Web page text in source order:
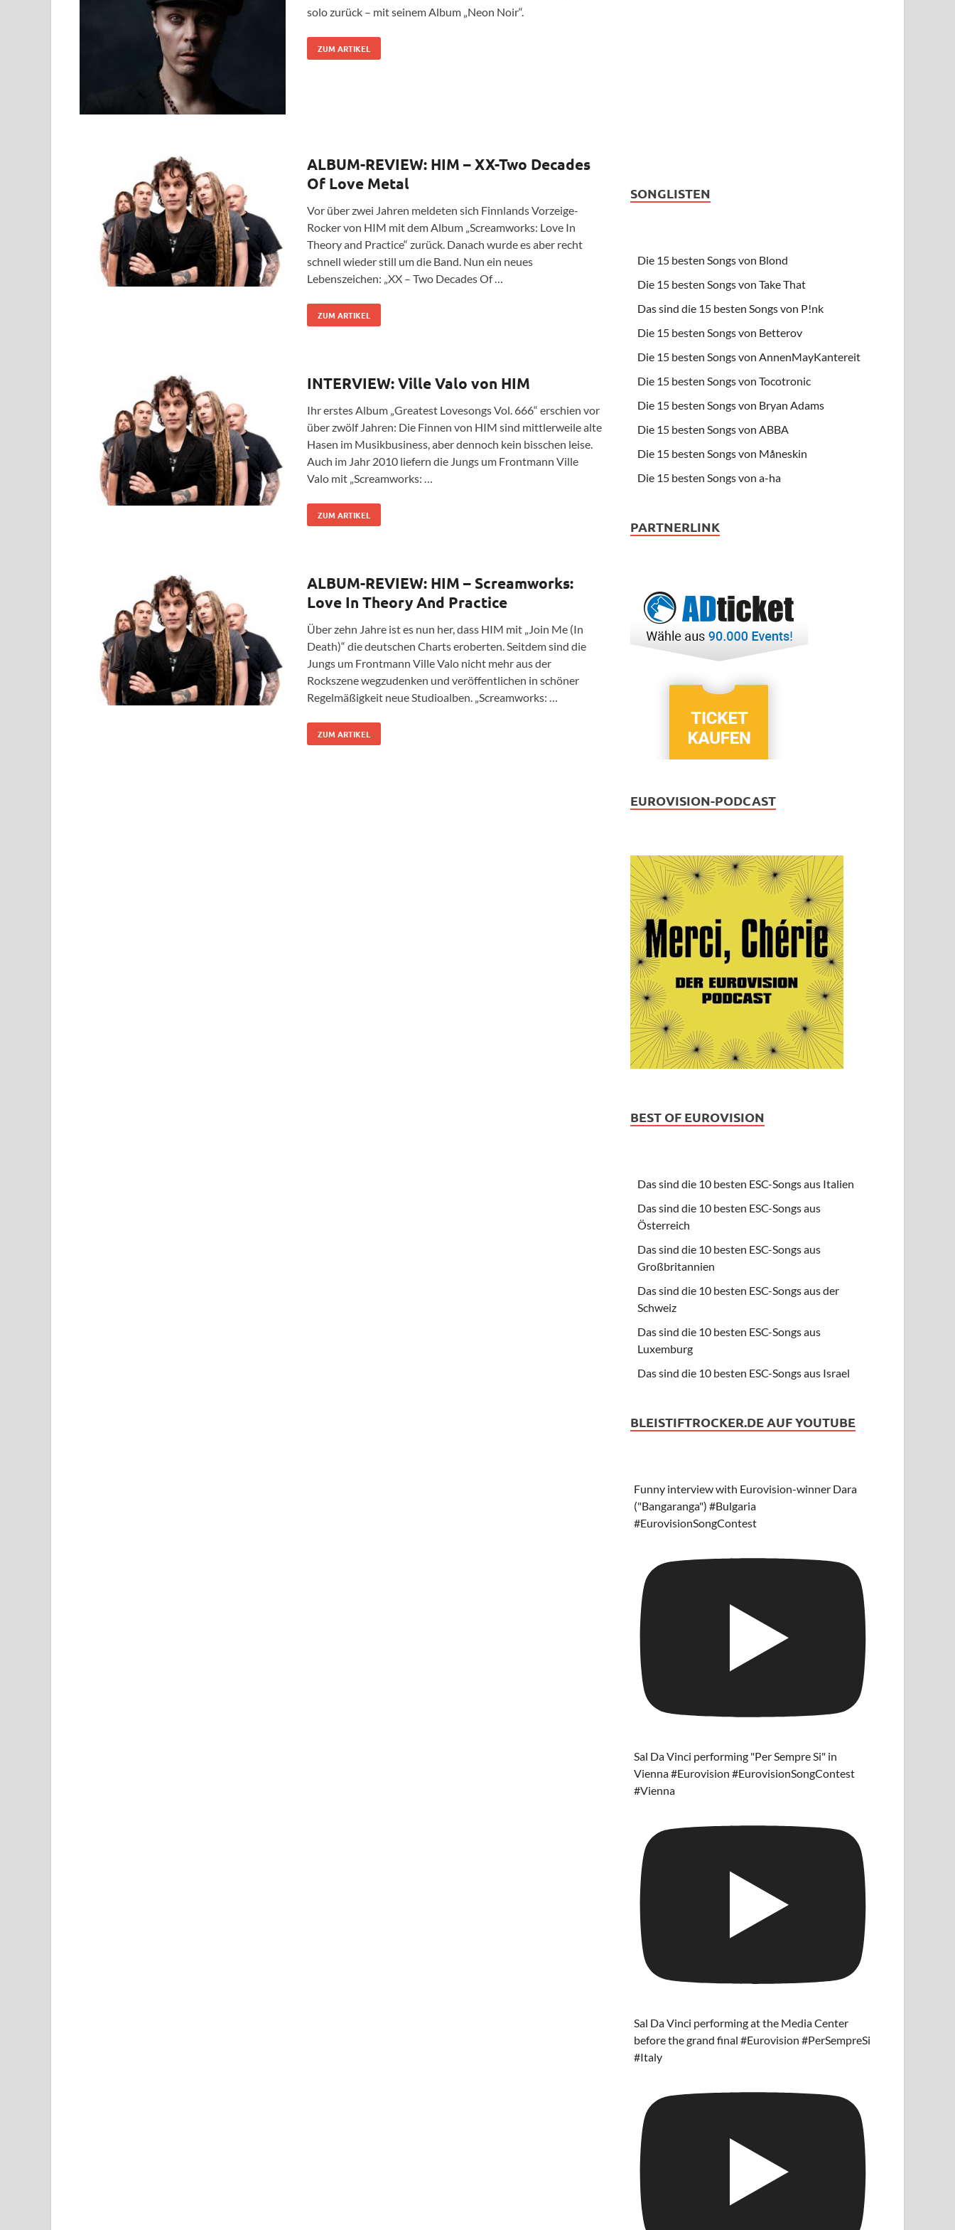
solo zurück – mit seinem Album „Neon Noir“.
ZUM ARTIKEL
ALBUM-REVIEW: HIM – XX-Two Decades
Of Love Metal
Vor über zwei Jahren meldeten sich Finnlands Vorzeige-
Rocker von HIM mit dem Album „Screamworks: Love In
Theory and Practice“ zurück. Danach wurde es aber recht
schnell wieder still um die Band. Nun ein neues
Lebenszeichen: „XX – Two Decades Of …
ZUM ARTIKEL
INTERVIEW: Ville Valo von HIM
Ihr erstes Album „Greatest Lovesongs Vol. 666“ erschien vor
über zwölf Jahren: Die Finnen von HIM sind mittlerweile alte
Hasen im Musikbusiness, aber dennoch kein bisschen leise.
Auch im Jahr 2010 liefern die Jungs um Frontmann Ville
Valo mit „Screamworks: …
ZUM ARTIKEL
ALBUM-REVIEW: HIM – Screamworks:
Love In Theory And Practice
Über zehn Jahre ist es nun her, dass HIM mit „Join Me (In
Death)“ die deutschen Charts eroberten. Seitdem sind die
Jungs um Frontmann Ville Valo nicht mehr aus der
Rockszene wegzudenken und veröffentlichen in schöner
Regelmäßigkeit neue Studioalben. „Screamworks: …
ZUM ARTIKEL
SONGLISTEN
Die 15 besten Songs von Blond
Die 15 besten Songs von Take That
Das sind die 15 besten Songs von P!nk
Die 15 besten Songs von Betterov
Die 15 besten Songs von AnnenMayKantereit
Die 15 besten Songs von Tocotronic
Die 15 besten Songs von Bryan Adams
Die 15 besten Songs von ABBA
Die 15 besten Songs von Måneskin
Die 15 besten Songs von a-ha
PARTNERLINK
EUROVISION-PODCAST
BEST OF EUROVISION
Das sind die 10 besten ESC-Songs aus Italien
Das sind die 10 besten ESC-Songs aus
Österreich
Das sind die 10 besten ESC-Songs aus
Großbritannien
Das sind die 10 besten ESC-Songs aus der
Schweiz
Das sind die 10 besten ESC-Songs aus
Luxemburg
Das sind die 10 besten ESC-Songs aus Israel
BLEISTIFTROCKER.DE AUF YOUTUBE
Funny interview with Eurovision-winner Dara
("Bangaranga") #Bulgaria
#EurovisionSongContest
Sal Da Vinci performing "Per Sempre Si" in
Vienna #Eurovision #EurovisionSongContest
#Vienna
Sal Da Vinci performing at the Media Center
before the grand final #Eurovision #PerSempreSi
#Italy